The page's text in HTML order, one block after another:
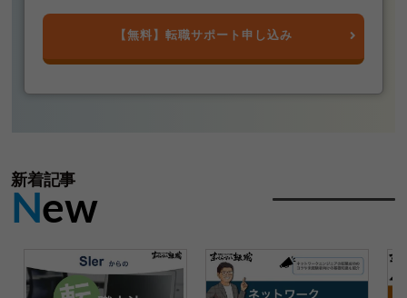
【無料】転職サポート申し込み
新着記事
New